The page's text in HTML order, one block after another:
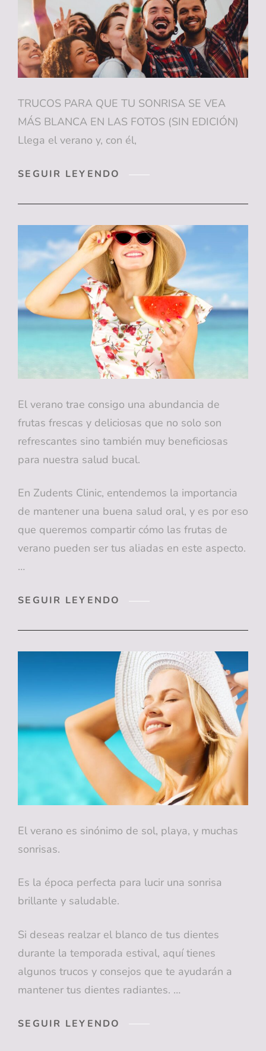
TRUCOS PARA QUE TU SONRISA SE VEA
MÁS BLANCA EN LAS FOTOS (SIN EDICIÓN)
Llega el verano y, con él,
SEGUIR LEYENDO
TRUCOS
SONRISA
SE
VEA
MÁS
BLANCA
EN
LAS
FOTOS
(SIN
EDICIÓN)
El verano trae consigo una abundancia de
frutas frescas y deliciosas que no solo son
refrescantes sino también muy beneficiosas
para nuestra salud bucal.
En Zudents Clinic, entendemos la importancia
de mantener una buena salud oral, y es por eso
que queremos compartir cómo las frutas de
verano pueden ser tus aliadas en este aspecto.
…
SEGUIR LEYENDO
¿SABÍAS
DE
VERANO
BENEFICIAN
TUS
DIENTES?
El verano es sinónimo de sol, playa, y muchas
sonrisas.
Es la época perfecta para lucir una sonrisa
brillante y saludable.
Si deseas realzar el blanco de tus dientes
durante la temporada estival, aquí tienes
algunos trucos y consejos que te ayudarán a
mantener tus dientes radiantes. …
SEGUIR LEYENDO
TRUCOS